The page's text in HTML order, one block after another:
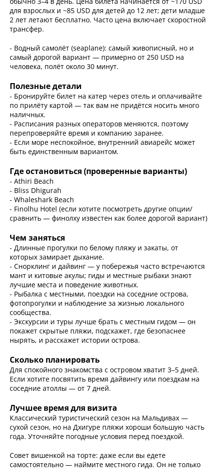
для взрослых и ~85 USD для детей до 12 лет; дети младше
2 лет летают бесплатно. Часто цена включает скоростной
трансфер.
- Водный самолёт (seaplane): самый живописный, но и
самый дорогой вариант — примерно от 250 USD на
человека, полёт около 30 минут.
Полезные детали
- Бронируйте билет на катер через отель и оплачивайте
по прилёту картой — так вам не придётся носить много
наличных.
- Расписания разных операторов меняются, поэтому
перепроверяйте время и компанию заранее.
- Если море неспокойное, внутренний авиарейс может
быть единственным вариантом.
Где остановиться (проверенные варианты)
- Athiri Beach
- Bliss Dhigurah
- Whaleshark Beach
- Finolhu Hotel (если хотите посмотреть другие опции/
сравнить — финолху известен как более дорогой вариант)
Чем заняться
- Длинные прогулки по белому пляжу и закаты, от
которых замирает дыхание.
- Снорклинг и дайвинг — у побережья часто встречаются
мант и китовые акулы; гиды и местные рыбаки знают
лучшие места и поведение животных.
- Рыбалка с местными, поездки на соседние острова,
фотопрогулки и наблюдение за жизнью локального
сообщества.
- Экскурсии и туры лучше брать с местным гидом — он
покажет скрытые пляжи, подскажет, где безопаснее
нырять, и расскажет истории острова.
Сколько планировать
Для спокойного знакомства с островом хватит 3–5 дней.
Если хотите посвятить время дайвингу или поездкам на
соседние атоллы — от 7 дней.
Лучшее время для визита
Классический туристический сезон на Мальдивах —
сухой сезон, но на Дхигуре пляжи хороши большую часть
года. Уточняйте погодные условия перед поездкой.
Совет вишенкой на торте: даже если вы едете
самостоятельно — наймите местного гида. Он не только